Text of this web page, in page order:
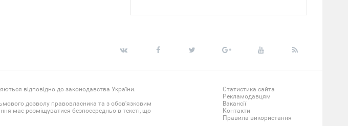
Статистика сайта
Рекламодавцям
Вакансії
Контакти
Правила використання
відповідно до законодавства України.
дозволу правовласника та з обов'язковим
має розміщуватися безпосередньо в тексті, що